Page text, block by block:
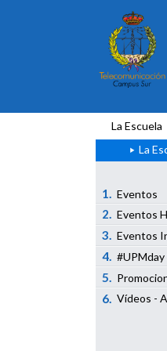
La Escuela
La
1. Eventos
2. Eventos
3. Eventos
4. #UPMday
5.
6. Vídeos -